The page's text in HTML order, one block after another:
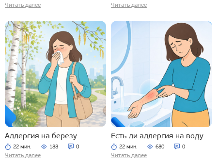
Читать далее Читать далее
Аллергия на березу
22 мин. 188 0
Читать далее
Есть ли аллергия на воду
22 мин. 680 0
Читать далее